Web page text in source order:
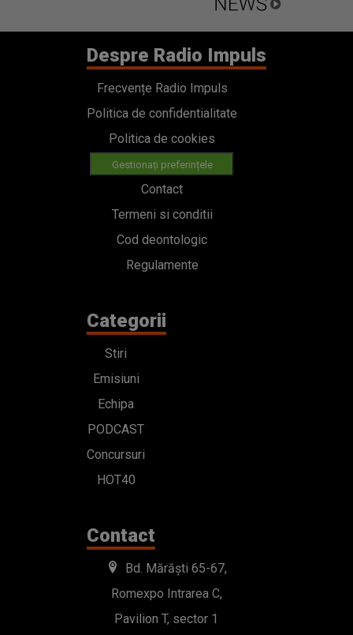
Despre Radio Impuls
Frecvențe Radio Impuls
Politica de confidentialitate
Politica de cookies
Gestionați preferințele
Contact
Termeni si conditii
Cod deontologic
Regulamente
Categorii
Stiri
Emisiuni
Echipa
PODCAST
Concursuri
HOT40
Contact
Bd. Mărăști 65-67,
Romexpo Intrarea C,
Pavilion T, sector 1